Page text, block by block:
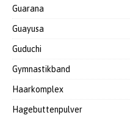
Guarana
Guayusa
Guduchi
Gymnastikband
Haarkomplex
Hagebuttenpulver